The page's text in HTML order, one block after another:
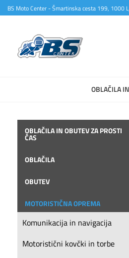
BS Moto Center - Šmartinska cesta 199, 1000
OBLAČILA
OBLAČILA IN OBUTEV ZA PROSTI
ČAS
OBLAČILA
OBUTEV
MOTORISTIČNA OPREMA
Komunikacija in navigacija
Motoristični kovčki in torbe